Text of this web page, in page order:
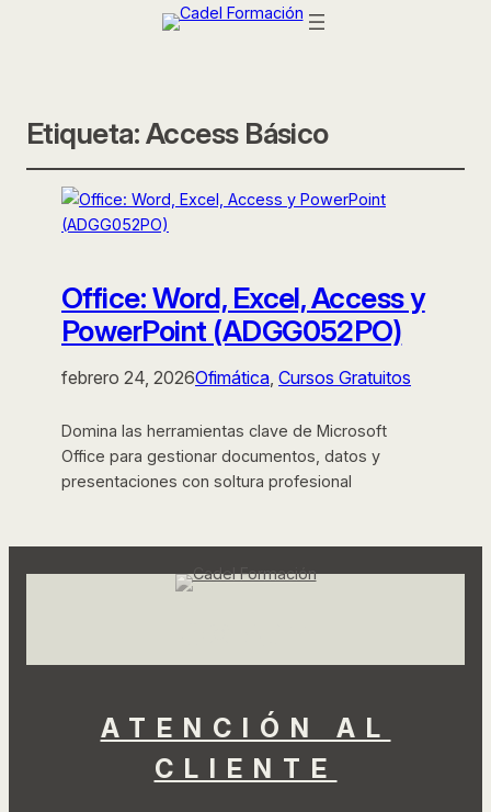
Etiqueta:Access Básico
Office: Word, Excel, Access y
PowerPoint (ADGG052PO)
febrero 24, 2026Ofimática Cursos Gratuitos
Domina las herramientas clave de Microsoft
Office para gestionar documentos, datos y
presentaciones con soltura profesional
ATENCIÓN AL
CLIENTE